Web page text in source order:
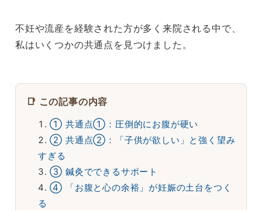
不妊や流産を経験された方が多く来院される中で、
私はいくつかの共通点を見つけました。
📑 この記事の内容
① 共通点①：圧倒的にお腹が硬い
② 共通点②：「子供が欲しい」と強く望み
すぎる
③ 鍼灸でできるサポート
④ 「お腹と心の余裕」が妊娠の土台をつく
る